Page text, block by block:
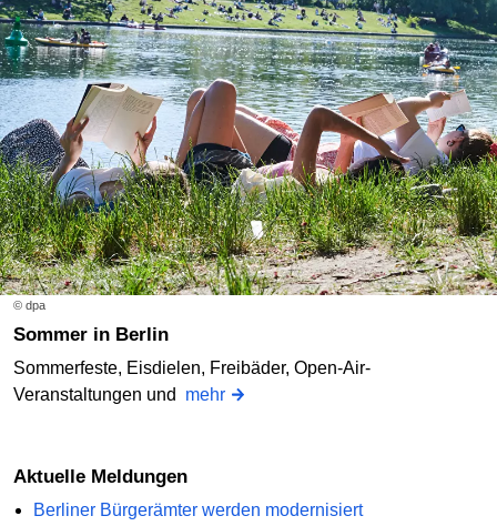
© dpa
Sommer in Berlin
Sommerfeste, Eisdielen, Freibäder, Open-Air-
Veranstaltungen und mehr
Aktuelle Meldungen
Berliner Bürgerämter werden modernisiert